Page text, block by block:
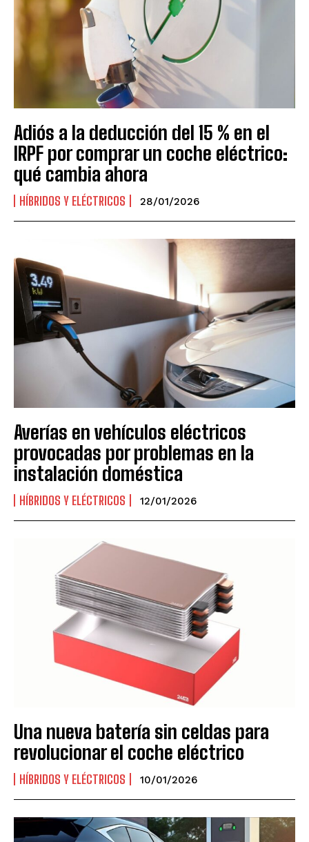
Adiós a la deducción del 15 % en el
IRPF por comprar un coche eléctrico:
qué cambia ahora
HÍBRIDOS Y ELÉCTRICOS 28/01/2026
Averías en vehículos eléctricos
provocadas por problemas en la
instalación doméstica
HÍBRIDOS Y ELÉCTRICOS 12/01/2026
Una nueva batería sin celdas para
revolucionar el coche eléctrico
HÍBRIDOS Y ELÉCTRICOS 10/01/2026